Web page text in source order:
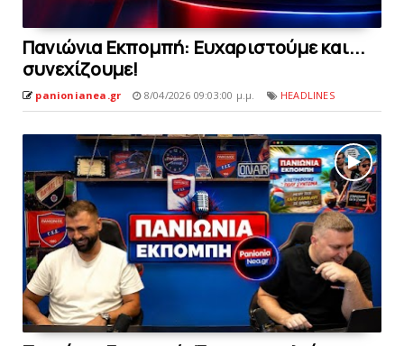
Πανιώνια Εκπομπή: Eυχαριστούμε και...
συνεχίζουμε!
panionianea.gr 8/04/2026 09:03:00 μ.μ. HEADLINES